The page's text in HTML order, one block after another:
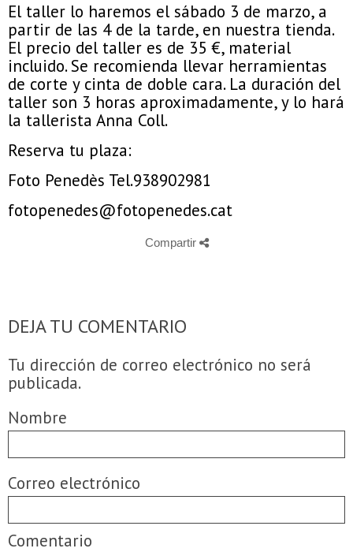
El taller lo haremos el sábado 3 de marzo, a
partir de las 4 de la tarde, en nuestra tienda.
El precio del taller es de 35 €, material
incluido. Se recomienda llevar herramientas
de corte y cinta de doble cara. La duración del
taller son 3 horas aproximadamente, y lo hará
la tallerista Anna Coll.
Reserva tu plaza:
Foto Penedès Tel.938902981
fotopenedes@fotopenedes.cat
Compartir
DEJA TU COMENTARIO
Tu dirección de correo electrónico no será
publicada.
Nombre
Correo electrónico
Comentario